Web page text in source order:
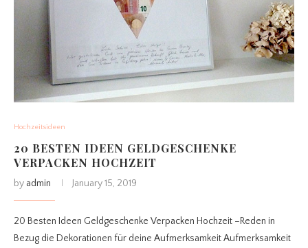
Hochzeitsideen
20 BESTEN IDEEN GELDGESCHENKE
VERPACKEN HOCHZEIT
by admin January 15, 2019
20 Besten Ideen Geldgeschenke Verpacken Hochzeit –Reden in
Bezug die Dekorationen für deine Aufmerksamkeit Aufmerksamkeit